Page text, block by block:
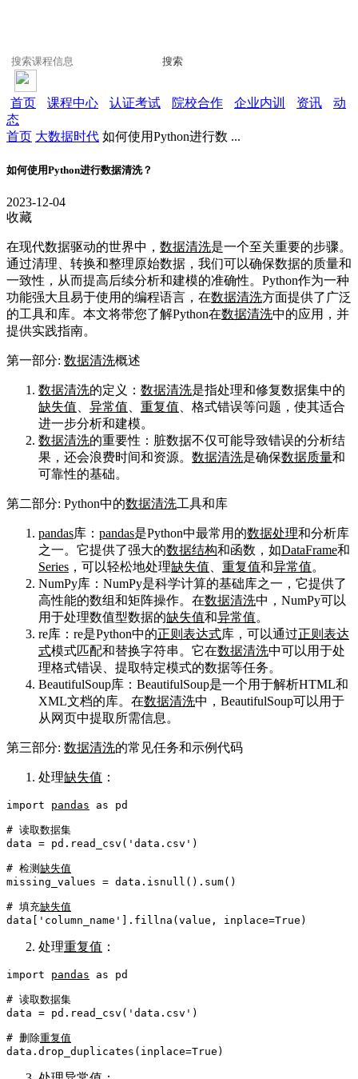
搜索
首页 课程中心 认证考试 院校合作 企业内训 资讯
动
态
首页 大数据时代 如何使用Python进行数 ...
如何使用Python进行数据清洗？
2023-12-04
收藏
在现代数据驱动的世界中， 数据清洗是一个至关重要的步骤。
通过清理、转换和整理原始数据，我们可以确保数据的质量和
一致性，从而提高后续分析和建模的准确性。Python作为一种
功能强大且易于使用的编程语言，在数据清洗方面提供了广泛
的工具和库。本文将带您了解Python在数据清洗中的应用，并
提供实践指南。
第一部分: 数据清洗概述
数据清洗的定义： 数据清洗是指处理和修复数据集中的
缺失值
异常值 重复值 、格式错误等问题，使其适合
进一步分析和建模。
数据清洗的重要性：脏数据不仅可能导致错误的分析结
果，还会浪费时间和资源。 数据清洗是确保数据质量和
可靠性的基础。
第二部分: Python中的数据清洗工具和库
pandas库： pandas是Python中最常用的数据处理和分析库
之一。它提供了强大的数据结构和函数，如DataFrame和
Series ，可以轻松地处理缺失值 重复值和异常值。
NumPy库：NumPy是科学计算的基础库之一，它提供了
高性能的数组和矩阵操作。在数据清洗中，NumPy可以
用于处理数值型数据的缺失值和异常值。
re库：re是Python中的正则表达式库，可以通过正则表达
式模式匹配和替换字符串。它在数据清洗中可以用于处
理格式错误、提取特定模式的数据等任务。
BeautifulSoup库：BeautifulSoup是一个用于解析HTML和
XML文档的库。在数据清洗中，BeautifulSoup可以用于
从网页中提取所需信息。
第三部分: 数据清洗的常见任务和示例代码
处理缺失值 ：
import pandas as pd
# 读取数据集
data = pd.read_csv( 'data.csv' )
# 检测 缺失值
missing_values = data.isnull(). sum()
# 填充缺失值
data[
'column_name' ].fillna(value, inplace=True
处理重复值 ：
import pandas as pd
# 读取数据集
data = pd.read_csv( 'data.csv' )
# 删除重复值
data.drop_duplicates(inplace=True